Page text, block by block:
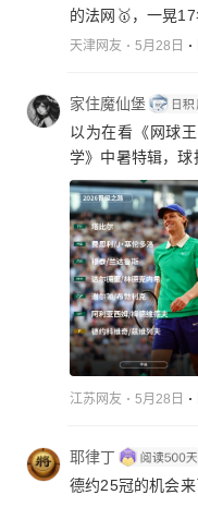
的法网🥇，一晃17
天津网友 5月28日
家住魔仙堡
以为在看《网球
学》中暑特辑，球
江苏网友 5月28日
耶律丁
德约25冠的机会来